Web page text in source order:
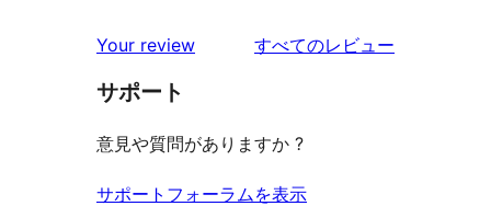
ー
ュ
ー
ビ
ュ
レ
ビ
ー
星
レ
ュ
ー
Your review すべてのレビュー
サポート
意見や質問がありますか ?
サポートフォーラムを表示